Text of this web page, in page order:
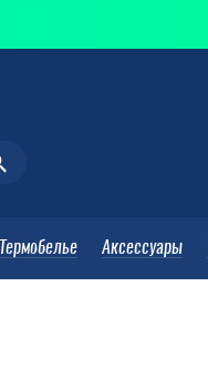
Термобелье Аксессуары